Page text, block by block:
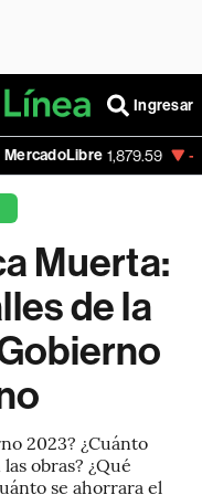
Ingresar
1,879.59 -0.25%
Muerta:
de la
2023? ¿Cuánto
obras? ¿Qué
se ahorrara el